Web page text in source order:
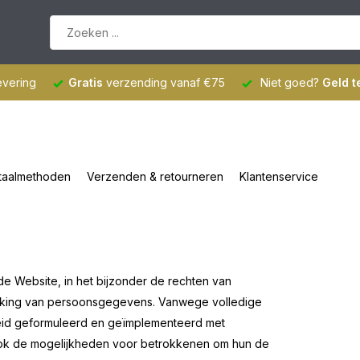
Gratis verzending vanaf €75 Niet goed? Geld
Verzenden & retourneren Klantenservice
Website, in het bijzonder de rechten van
van persoonsgegevens. Vanwege volledige
geformuleerd en geïmplementeerd met
de mogelijkheden voor betrokkenen om hun de